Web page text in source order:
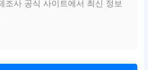
조사 공식 사이트에서 최신 정보